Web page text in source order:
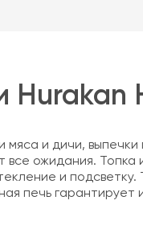
Hurakan
мяса и дичи,
все ожидания.
и
печь